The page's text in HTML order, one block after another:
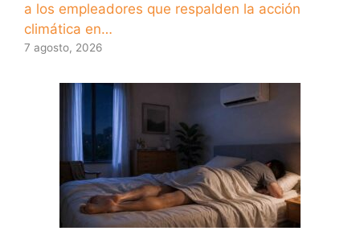
a los empleadores que respalden la acción
climática en…
7 agosto, 2026